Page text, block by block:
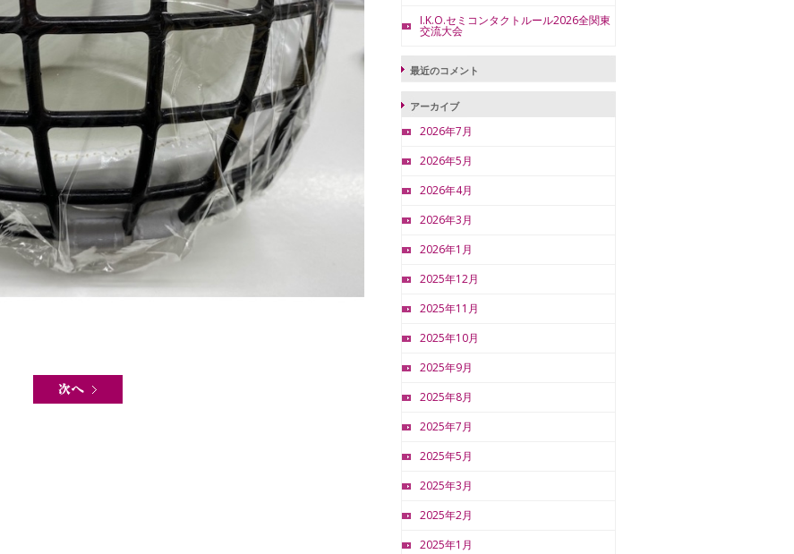
I.K.O.セミコンタクトルール2026全関東
交流大会
最近のコメント
アーカイブ
2026年7月
2026年5月
2026年4月
2026年3月
2026年1月
2025年12月
2025年11月
2025年10月
2025年9月
2025年8月
2025年7月
2025年5月
2025年3月
2025年2月
2025年1月